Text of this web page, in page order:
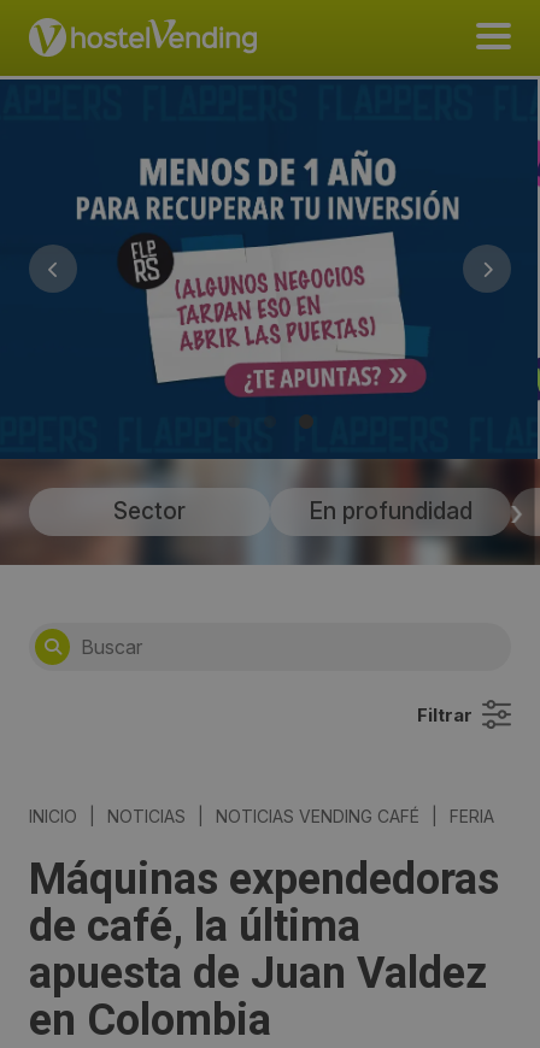
Sector En profundidad
Filtrar
INICIO NOTICIAS NOTICIAS VENDING CAFÉ FERIA
Máquinas expendedoras
de café, la última
apuesta de Juan Valdez
en Colombia